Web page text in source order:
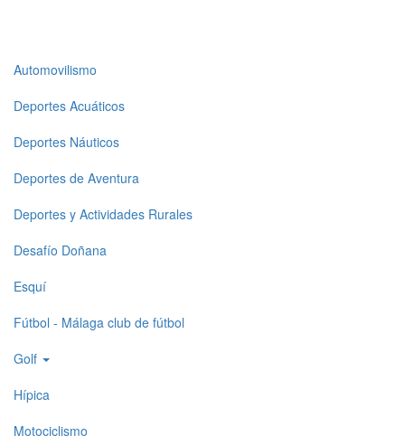
Top
level
menu
1
Automovilismo
Deportes Acuáticos
Deportes Náuticos
Deportes de Aventura
Deportes y Actividades Rurales
Desafío Doñana
Esquí
Fútbol - Málaga club de fútbol
Golf
Hípica
Motociclismo